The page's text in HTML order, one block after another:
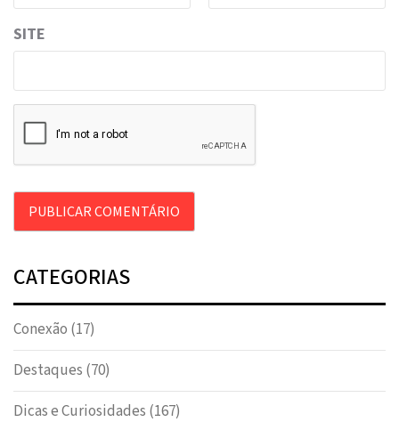
SITE
CATEGORIAS
Conexão (17)
Destaques (70)
Dicas e Curiosidades (167)